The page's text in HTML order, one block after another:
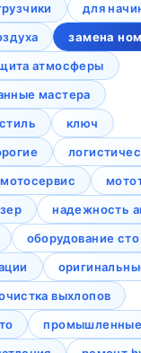
для
замена
атмосферы
мастера
ключ
мотосервис
надежность
оборудование сто
выхлопов